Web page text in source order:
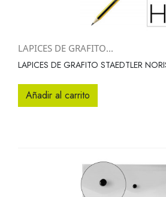
LAPICES DE GRAFITO...
LAPICES DE GRAFITO STAEDTLER
Añadir al carrito